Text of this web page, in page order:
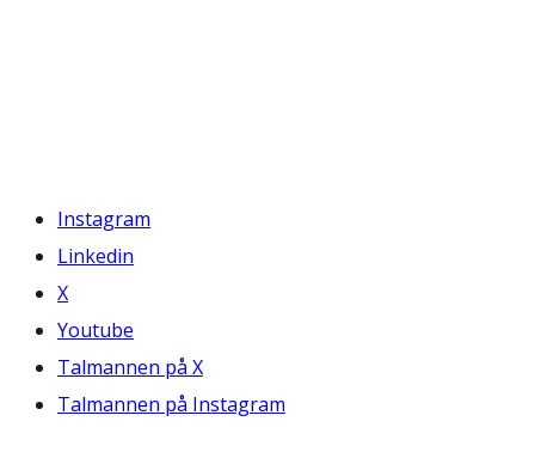
Instagram
Linkedin
X
Youtube
Talmannen på X
Talmannen på Instagram